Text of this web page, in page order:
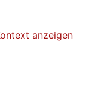
anzeigen